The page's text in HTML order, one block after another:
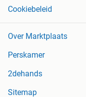
Cookiebeleid
Over Marktplaats
Perskamer
2dehands
Sitemap